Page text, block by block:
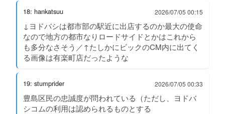
18: hankatsuu 2026/07/05 00:15
↓ヨドバシは都市部の駅近に出店するのか最大の使命
なので地方の都市なりロードサイドとかはこれから
も多分なさそう／↑たしかにビックのCM内に出てく
る画像は有楽町店だったような
19: stumprider 2026/07/05 00:33
豊島区民の忠誠度が問われている（ただし、ヨドバ
シコムの利用は認められるものとする